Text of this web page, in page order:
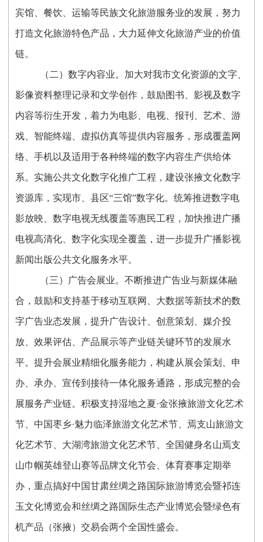
宾馆、餐饮、运输等民族文化旅游服务业的发展，努力
打造文化旅游特色产品，大力延伸文化旅游产业的价值
链。
（二）数字内容业。加大对我市文化资源的文字、
影像资料整理记录和文学创作，鼓励图书、影视及数字
内容等衍生开发，着力为电影、电视、报刊、艺术、游
戏、智能终端、虚拟仿真等提供内容服务，形成覆盖网
络、手机以及适用于各种终端的数字内容生产供给体
系。实施公共文化数字化推广工程，建设张掖文化数字
资源库，实现市、县区“三馆”数字化。统筹推进数字电
影放映、数字电视无线覆盖等惠民工程，加快推进广播
电视高清化、数字化实现全覆盖，进一步提升广播影视
新闻出版公共文化服务水平。
（三）广告会展业。不断推进广告业与新媒体融
合，鼓励和支持基于移动互联网、大数据等新技术的数
字广告业态发展，提升广告设计、创意策划、媒介投
放、效果评估、产品展示等产业链关键环节的发展水
平。提升会展业精细化服务能力，构建从展会策划、申
办、承办、宣传到接待一体化服务通路，形成完整的会
展服务产业链。积极支持湿地之夏·金张掖旅游文化艺术
节、中国枣乡·魅力临泽旅游文化艺术节、焉支山旅游文
化艺术节、大湖湾旅游文化艺术节、全国健身名山焉支
山巾帼英雄登山赛等品牌文化节会、体育赛事定期举
办，重点搞好中国甘肃丝绸之路国际旅游博览会暨祁连
玉文化博览会和丝绸之路国际生态产业博览会暨绿色有
机产品（张掖）交易会两个全国性盛会。